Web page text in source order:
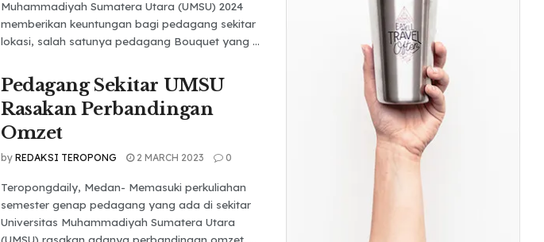
Muhammadiyah Sumatera Utara (UMSU) 2024
memberikan keuntungan bagi pedagang sekitar
lokasi, salah satunya pedagang Bouquet yang ...
Pedagang Sekitar UMSU
Rasakan Perbandingan
Omzet
by REDAKSI TEROPONG 2 MARCH 2023 0
Teropongdaily, Medan- Memasuki perkuliahan
semester genap pedagang yang ada di sekitar
Universitas Muhammadiyah Sumatera Utara